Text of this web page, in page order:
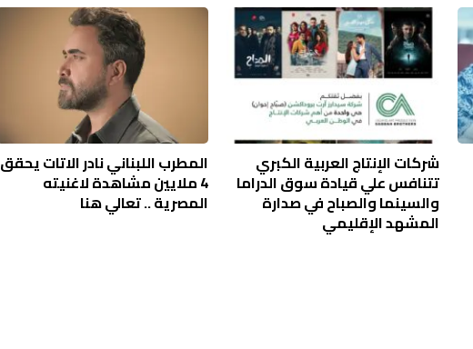
شركات الإنتاج العربية الكبري
تتنافس علي قيادة سوق الدراما
والسينما والصباح في صدارة
المشهد الإقليمي
المطرب اللبناني نادر الاتات يحقق
4 ملايين مشاهدة لاغنيته
المصرية .. تعالي هنا